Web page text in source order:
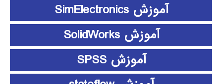
آموزش SimElectronics
آموزش SolidWorks
آموزش SPSS